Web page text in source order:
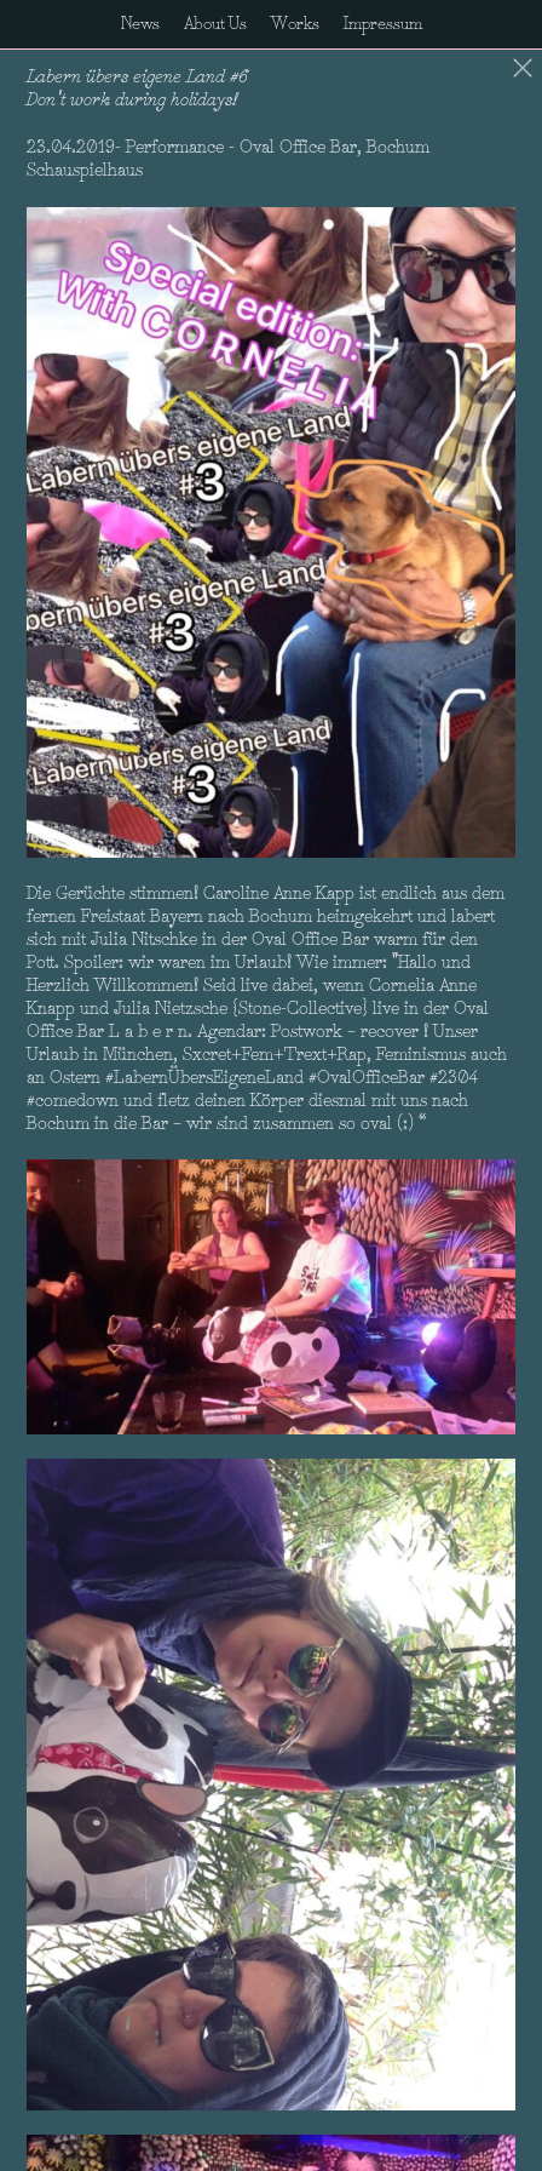
Labern übers eigene Land #6
Don't work during holidays!
23.04.2019- Performance - Oval Office Bar, Bochum
Schauspielhaus
Die Gerüchte stimmen! Caroline Anne Kapp ist endlich aus dem
fernen Freistaat Bayern nach Bochum heimgekehrt und labert
sich mit Julia Nitschke in der Oval Office Bar warm für den
Pott. Spoiler: wir waren im Urlaub! Wie immer: "Hallo und
Herzlich Willkommen! Seid live dabei, wenn Cornelia Anne
Knapp und Julia Nietzsche {Stone-Collective} live in der Oval
Office Bar L a b e r n. Agendar: Postwork – recover ! Unser
Urlaub in München, Sxcret+Fem+Trext+Rap, Feminismus auch
an Ostern #LabernÜbersEigeneLand #OvalOfficeBar #2304
#comedown und fletz deinen Körper diesmal mit uns nach
Bochum in die Bar – wir sind zusammen so oval (:) “
News About Us Works Impressum